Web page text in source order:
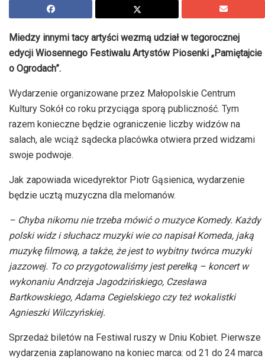
Miedzy innymi tacy artyści wezmą udział w tegorocznej
edycji Wiosennego Festiwalu Artystów Piosenki „Pamiętajcie
o Ogrodach”.
Wydarzenie organizowane przez Małopolskie Centrum
Kultury Sokół co roku przyciąga sporą publiczność. Tym
razem konieczne będzie ograniczenie liczby widzów na
salach, ale wciąż sądecka placówka otwiera przed widzami
swoje podwoje.
Jak zapowiada wicedyrektor Piotr Gąsienica, wydarzenie
będzie ucztą muzyczna dla melomanów.
– Chyba nikomu nie trzeba mówić o muzyce Komedy. Każdy
polski widz i słuchacz muzyki wie co napisał Komeda, jaką
muzykę filmową, a także, że jest to wybitny twórca muzyki
jazzowej. To co przygotowaliśmy jest perełką – koncert w
wykonaniu Andrzeja Jagodzińskiego, Czesława
Bartkowskiego, Adama Cegielskiego czy też wokalistki
Agnieszki Wilczyńskiej.
Sprzedaż biletów na Festiwal ruszy w Dniu Kobiet. Pierwsze
wydarzenia zaplanowano na koniec marca: od 21 do 24 marca